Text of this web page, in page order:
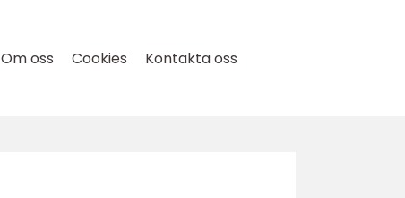
Om oss Cookies Kontakta oss